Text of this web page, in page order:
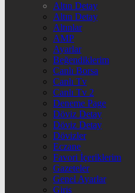
Altın Detay
Altın Detay
Altınlar
AMP
Ayarlar
Beğendiklerim
Canlı Borsa
Canlı Tv
Canlı Tv 2
Deneme Page
Döviz Detay
Döviz Detay
Dövizler
Eczane
Favori İçeriklerim
Gazeteler
Genel Ayarlar
Giriş